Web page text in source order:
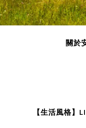
關於
【生活風格】